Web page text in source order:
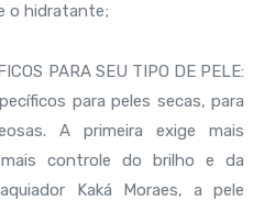
o hidratante;
PARA SEU TIPO DE PELE:
para peles secas, para
A primeira exige mais
controle do brilho e da
Kaká Moraes, a pele